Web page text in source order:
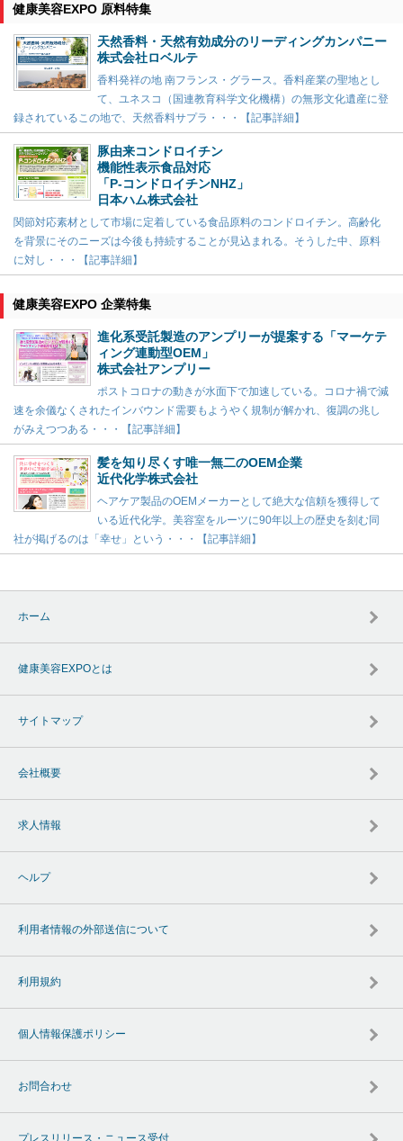
健康美容EXPO 原料特集
天然香料・天然有効成分のリーディングカンパニー
株式会社ロベルテ
香料発祥の地 南フランス・グラース。香料産業の聖地とし
て、ユネスコ（国連教育科学文化機構）の無形文化遺産に登
録されているこの地で、天然香料サプラ・・・【記事詳細】
豚由来コンドロイチン
機能性表示食品対応
「P-コンドロイチンNHZ」
日本ハム株式会社
関節対応素材として市場に定着している食品原料のコンドロイチン。高齢化
を背景にそのニーズは今後も持続することが見込まれる。そうした中、原料
に対し・・・【記事詳細】
健康美容EXPO 企業特集
進化系受託製造のアンプリーが提案する「マーケテ
ィング連動型OEM」
株式会社アンプリー
ポストコロナの動きが水面下で加速している。コロナ禍で減
速を余儀なくされたインバウンド需要もようやく規制が解かれ、復調の兆し
がみえつつある・・・【記事詳細】
髪を知り尽くす唯一無二のOEM企業
近代化学株式会社
ヘアケア製品のOEMメーカーとして絶大な信頼を獲得して
いる近代化学。美容室をルーツに90年以上の歴史を刻む同
社が掲げるのは「幸せ」という・・・【記事詳細】
ホーム
健康美容EXPOとは
サイトマップ
会社概要
求人情報
ヘルプ
利用者情報の外部送信について
利用規約
個人情報保護ポリシー
お問合わせ
プレスリリース・ニュース受付